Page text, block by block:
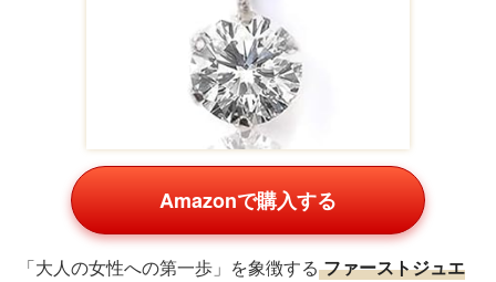
Amazonで購入する
「大人の女性への第一歩」を象徴する ファーストジュエ